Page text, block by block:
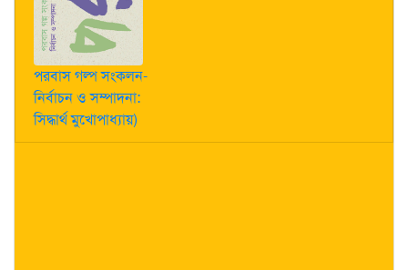
পরবাস গল্প সংকলন-
নির্বাচন ও সম্পাদনা:
সিদ্ধার্থ মুখোপাধ্যায়)